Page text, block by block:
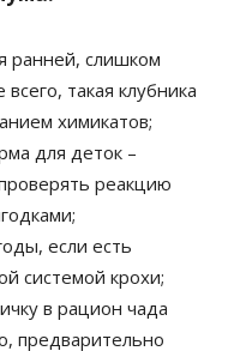
ранней, слишком
такая клубника
химикатов;
для деток –
реакцию
если есть
системой крохи;
в рацион чада
предварительно